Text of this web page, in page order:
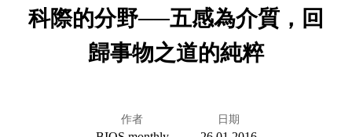
科際的分野──五感為介質，回
歸事物之道的純粹
作者 日期